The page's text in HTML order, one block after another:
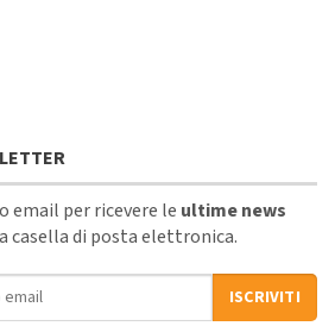
email per ricevere le ultime news
di posta elettronica.
ISCRIVITI